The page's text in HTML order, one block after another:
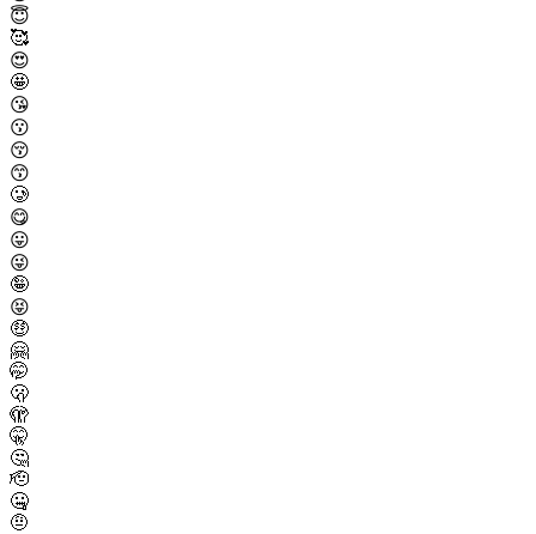
😇
🥰
😍
🤩
😘
😗
😚
😙
🥲
😋
😛
😜
🤪
😝
🤑
🤗
🤭
🫢
🫣
🤫
🤔
🫡
🤐
🤨